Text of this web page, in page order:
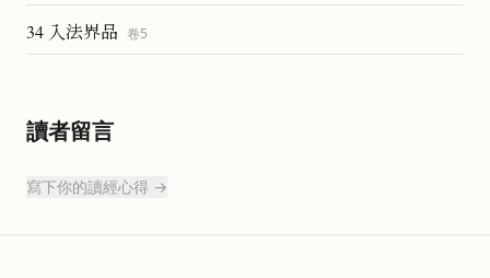
34 入法界品 卷5
讀者留言
寫下你的讀經心得 →